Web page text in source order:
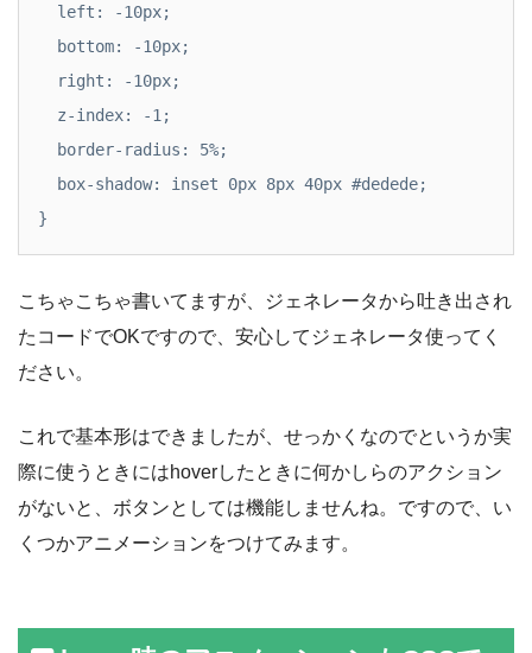
}
こちゃこちゃ書いてますが、ジェネレータから吐き出され
たコードでOKですので、安心してジェネレータ使ってく
ださい。
これで基本形はできましたが、せっかくなのでというか実
際に使うときにはhoverしたときに何かしらのアクション
がないと、ボタンとしては機能しませんね。ですので、い
くつかアニメーションをつけてみます。